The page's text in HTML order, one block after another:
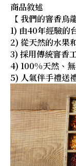
商品敘述
【 我們的窨香烏
1) 由40年經驗的
2) 從天然的水果
3) 採用傳統窨香
4) 100%天然、
5) 人氣伴手禮送